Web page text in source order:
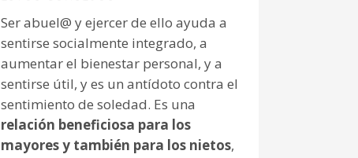
Ser abuel@ y ejercer de ello ayuda a
sentirse socialmente integrado, a
aumentar el bienestar personal, y a
sentirse útil, y es un antídoto contra el
sentimiento de soledad. Es una
relación beneficiosa para los
mayores y también para los nietos,